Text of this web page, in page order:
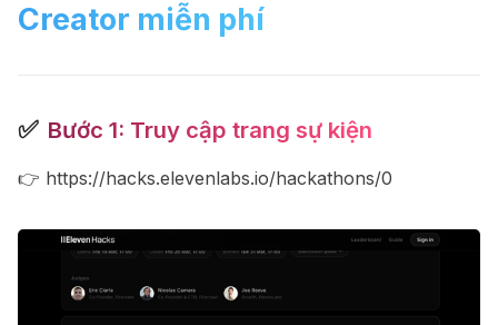
Creator miễn phí
✅ Bước 1: Truy cập trang sự kiện
👉 https://hacks.elevenlabs.io/hackathons/0